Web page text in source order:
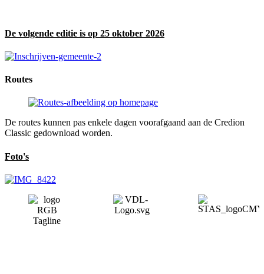
De volgende editie is op 25 oktober 2026
Routes
De routes kunnen pas enkele dagen voorafgaand aan de Credion
Classic gedownload worden.
Foto's